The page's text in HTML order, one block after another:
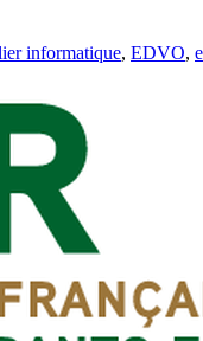
informatique, EDVO,